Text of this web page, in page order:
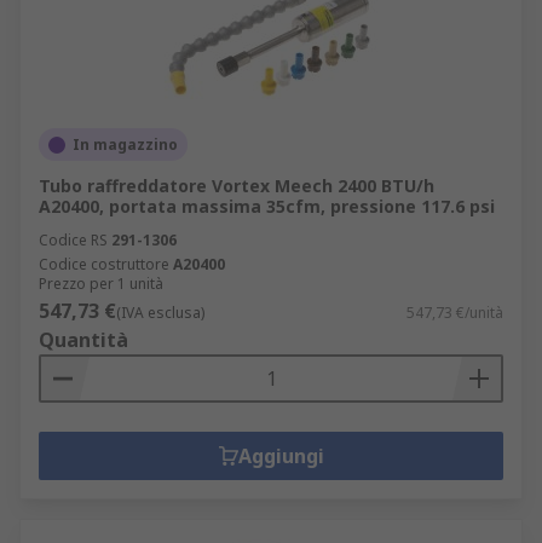
In magazzino
Tubo raffreddatore Vortex Meech 2400 BTU/h
A20400, portata massima 35cfm, pressione 117.6 psi
Codice RS 291-1306
Codice costruttore A20400
Prezzo per 1 unità
547,73 €(IVA esclusa) 547,73 €/unità
Quantità
Aggiungi